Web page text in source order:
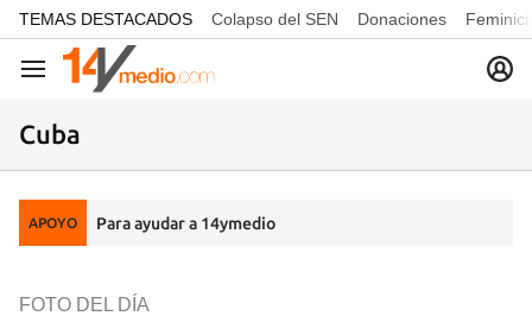
common.go-to-content
TEMAS DESTACADOS Colapso del SEN Donaciones
Navegación
Cuba
APOYO Para ayudar a 14ymedio
FOTO DEL DÍA